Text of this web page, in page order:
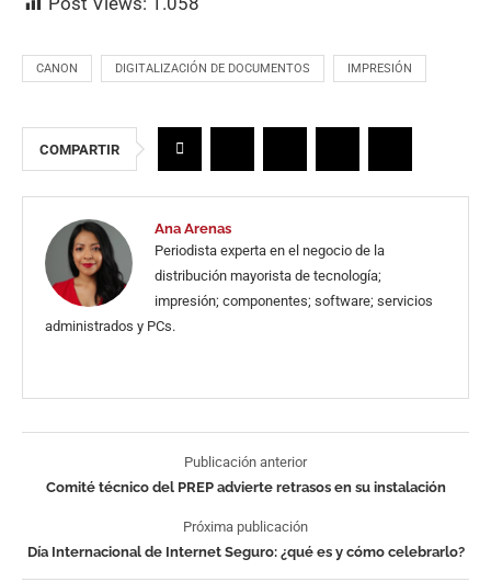
CANON DIGITALIZACIÓN DE DOCUMENTOS IMPRESIÓN
COMPARTIR
Ana Arenas
Periodista experta en el negocio de la
distribución mayorista de tecnología;
impresión; componentes; software; servicios
administrados y PCs.
Publicación anterior
Comité técnico del PREP advierte retrasos en su instalación
Próxima publicación
Día Internacional de Internet Seguro: ¿qué es y cómo celebrarlo?